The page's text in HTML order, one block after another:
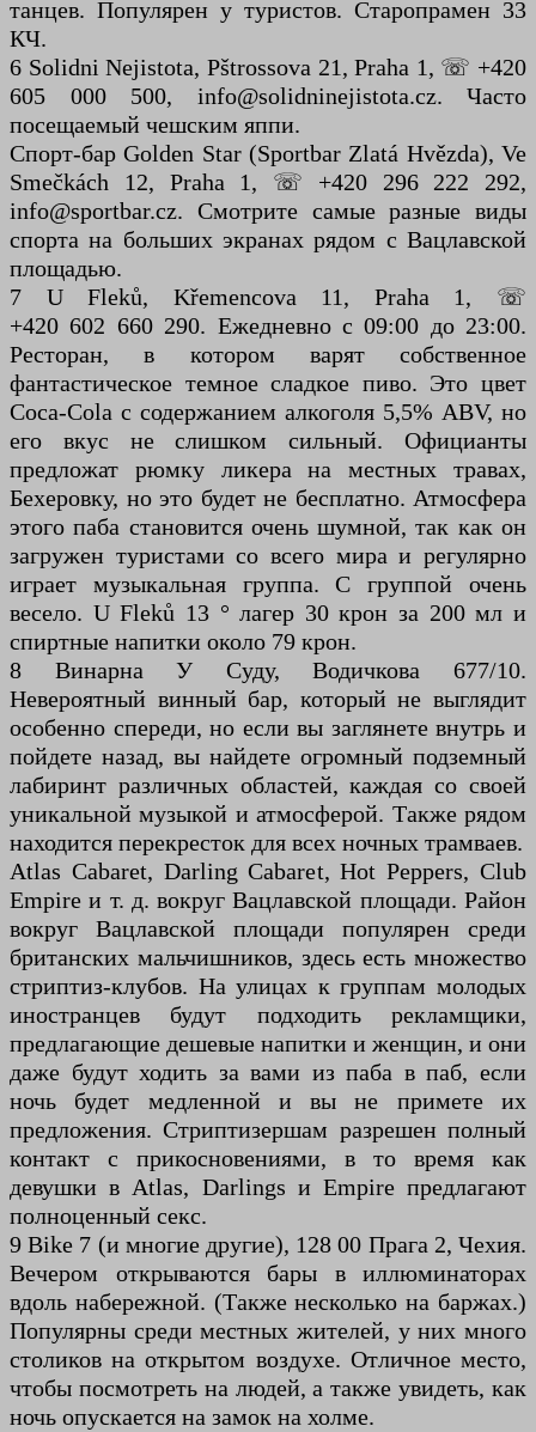
танцев. Популярен у туристов. Старопрамен 33
КЧ.
6 Solidni Nejistota, Pštrossova 21, Praha 1, ☏ +420
605 000 500, info@solidninejistota.cz. Часто
посещаемый чешским яппи.
Спорт-бар Golden Star (Sportbar Zlatá Hvězda), Ve
Smečkách 12, Praha 1, ☏ +420 296 222 292,
info@sportbar.cz. Смотрите самые разные виды
спорта на больших экранах рядом с Вацлавской
площадью.
7 U Fleků, Křemencova 11, Praha 1, ☏
+420 602 660 290. Ежедневно с 09:00 до 23:00.
Ресторан, в котором варят собственное
фантастическое темное сладкое пиво. Это цвет
Coca-Cola с содержанием алкоголя 5,5% ABV, но
его вкус не слишком сильный. Официанты
предложат рюмку ликера на местных травах,
Бехеровку, но это будет не бесплатно. Атмосфера
этого паба становится очень шумной, так как он
загружен туристами со всего мира и регулярно
играет музыкальная группа. С группой очень
весело. U Fleků 13 ° лагер 30 крон за 200 мл и
спиртные напитки около 79 крон.
8 Винарна У Суду, Водичкова 677/10.
Невероятный винный бар, который не выглядит
особенно спереди, но если вы заглянете внутрь и
пойдете назад, вы найдете огромный подземный
лабиринт различных областей, каждая со своей
уникальной музыкой и атмосферой. Также рядом
находится перекресток для всех ночных трамваев.
Atlas Cabaret, Darling Cabaret, Hot Peppers, Club
Empire и т. д. вокруг Вацлавской площади. Район
вокруг Вацлавской площади популярен среди
британских мальчишников, здесь есть множество
стриптиз-клубов. На улицах к группам молодых
иностранцев будут подходить рекламщики,
предлагающие дешевые напитки и женщин, и они
даже будут ходить за вами из паба в паб, если
ночь будет медленной и вы не примете их
предложения. Стриптизершам разрешен полный
контакт с прикосновениями, в то время как
девушки в Atlas, Darlings и Empire предлагают
полноценный секс.
9 Bike 7 (и многие другие), 128 00 Прага 2, Чехия.
Вечером открываются бары в иллюминаторах
вдоль набережной. (Также несколько на баржах.)
Популярны среди местных жителей, у них много
столиков на открытом воздухе. Отличное место,
чтобы посмотреть на людей, а также увидеть, как
ночь опускается на замок на холме.